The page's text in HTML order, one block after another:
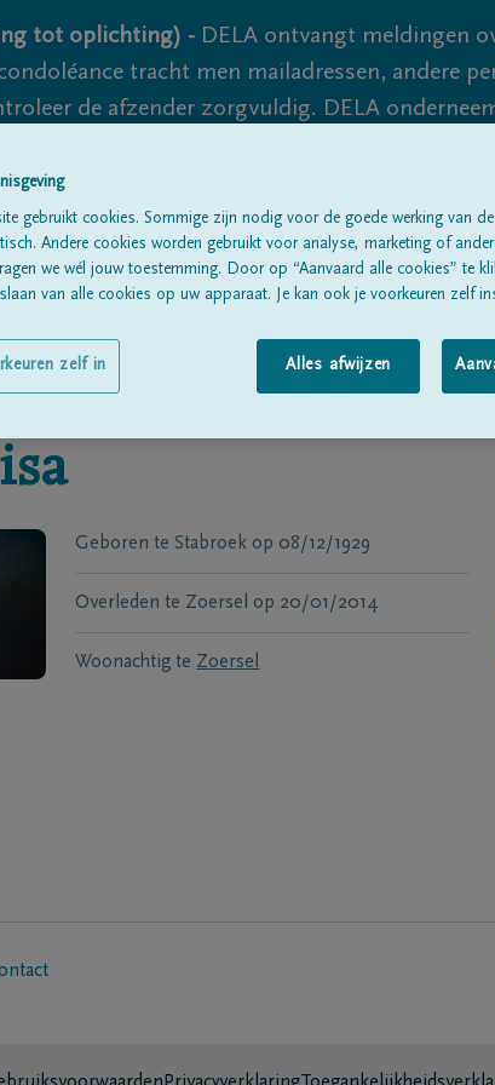
tot oplichting) - DELA ontvangt meldingen
tracht men mailadressen, andere
de afzender zorgvuldig. DELA
volledig uit te sluiten, dus blijf waakzaam.
Alle rouwberichten
Geboren te Stabroek op 08/12/1929
Overleden te Zoersel op 20/01/2014
Woonachtig te Zoersel
gebruikt cookies. Sommige zijn nodig voor de goede werking van
Andere cookies worden gebruikt voor analyse, marketing of
we wél jouw toestemming. Door op “Aanvaard alle cookies” te
van alle cookies op uw apparaat. Je kan ook je voorkeuren zelf
Alles afwijzen
zelf in